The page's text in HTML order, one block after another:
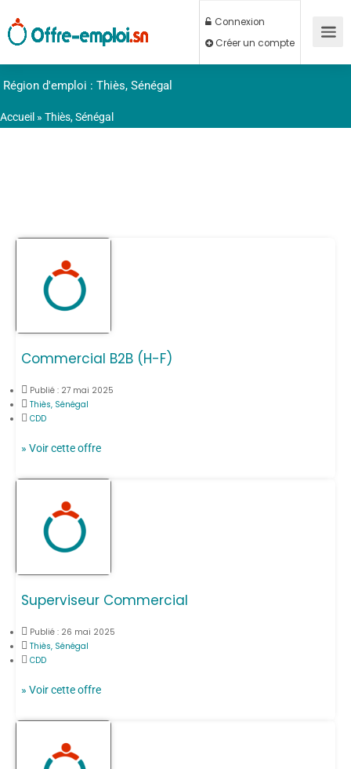
Connexion
Créer un compte
Région d'emploi : Thiès, Sénégal
Accueil » Thiès, Sénégal
Commercial B2B (H-F)
Publié : 27 mai 2025
Thiès, Sénégal
CDD
» Voir cette offre
Superviseur Commercial
Publié : 26 mai 2025
Thiès, Sénégal
CDD
» Voir cette offre